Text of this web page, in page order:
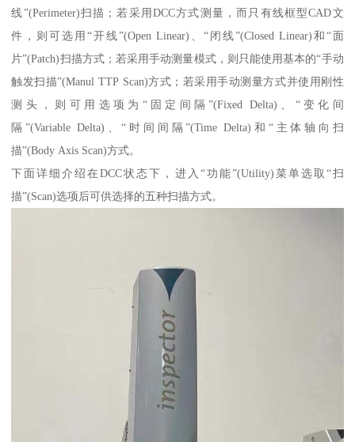
线”(Perimeter)扫描；若采用DCC方式测量，而只有线框型CAD文
件，则可选用“开线”(Open Linear)、“闭线”(Closed Linear)和“面
片”(Patch)扫描方式；若采用手动测量模式，则只能使用基本的“手动
触发扫描”(Manul TTP Scan)方式；若采用手动测量方式并使用刚性
测头，则可用选项为“固定间隔”(Fixed Delta)、“变化间
隔”(Variable Delta)、“时间间隔”(Time Delta)和“主体轴向扫
描”(Body Axis Scan)方式。
下面详细介绍在DCC状态下，进入“功能”(Utility)菜单选取“扫
描”(Scan)选项后可供选择的五种扫描方式。